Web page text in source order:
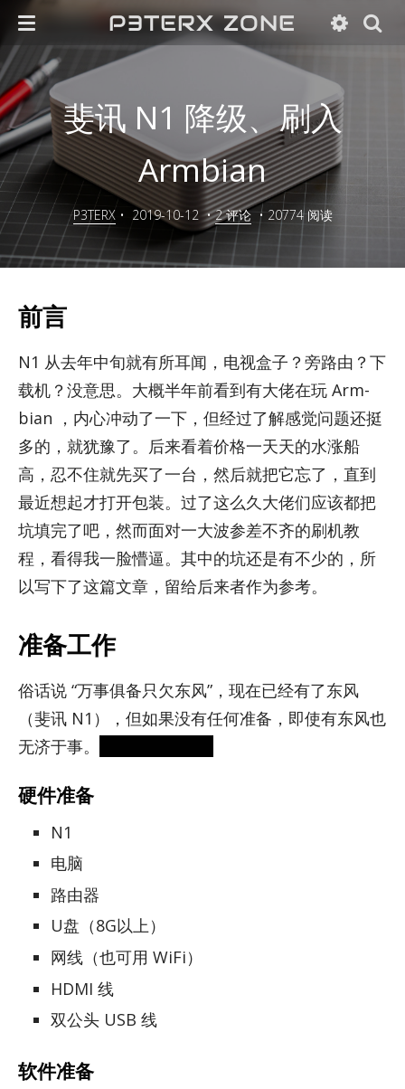
P3TERX ZONE
斐讯 N1 降级、刷入
Armbian
P3TERX• 2019-10-12•2 评论• 20774 阅读
前言
N1 从去年中旬就有所耳闻，电视盒子？旁路由？下
载机？没意思。大概半年前看到有大佬在玩 Arm­
bian ，内心冲动了一下，但经过了解感觉问题还挺
多的，就犹豫了。后来看着价格一天天的水涨船
高，忍不住就先买了一台，然后就把它忘了，直到
最近想起才打开包装。过了这么久大佬们应该都把
坑填完了吧，然而面对一大波参差不齐的刷机教
程，看得我一脸懵逼。其中的坑还是有不少的，所
以写下了这篇文章，留给后来者作为参考。
准备工作
俗话说 “万事俱备只欠东风”，现在已经有了东风
（斐讯 N1），但如果没有任何准备，即使有东风也
无济于事。
硬件准备
N1
电脑
路由器
U盘（8G以上）
网线（也可用 WiFi）
HDMI 线
双公头 USB 线
软件准备